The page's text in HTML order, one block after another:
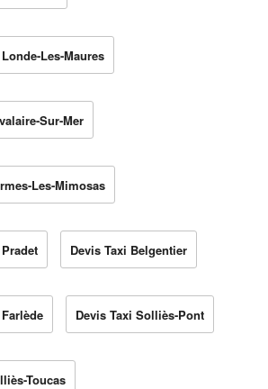
Les-Maures
Sur-Mer
Les-Mimosas
Devis Taxi Belgentier
Devis Taxi Solliès-Pont
Toucas